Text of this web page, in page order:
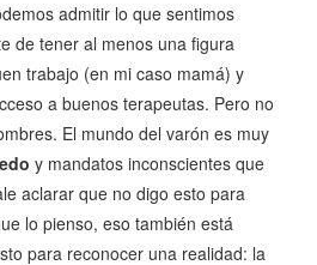
admitir lo que sentimos
de tener al menos una figura
trabajo (en mi caso mamá) y
a buenos terapeutas. Pero no
El mundo del varón es muy
y mandatos inconscientes que
aclarar que no digo esto para
lo pienso, eso también está
para reconocer una realidad: la